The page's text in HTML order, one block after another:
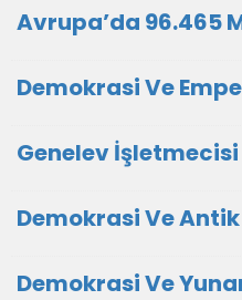
Avrupa’da 96.465
Demokrasi Ve
Genelev
Demokrasi Ve
Demokrasi Ve